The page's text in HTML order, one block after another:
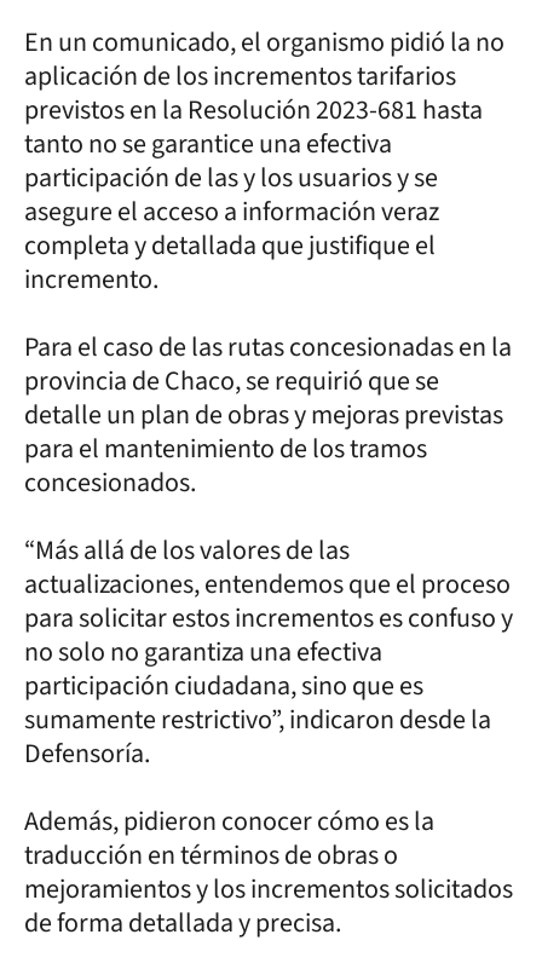
En un comunicado, el organismo pidió la no
aplicación de los incrementos tarifarios
previstos en la Resolución 2023-681 hasta
tanto no se garantice una efectiva
participación de las y los usuarios y se
asegure el acceso a información veraz
completa y detallada que justifique el
incremento.
Para el caso de las rutas concesionadas en la
provincia de Chaco, se requirió que se
detalle un plan de obras y mejoras previstas
para el mantenimiento de los tramos
concesionados.
“Más allá de los valores de las
actualizaciones, entendemos que el proceso
para solicitar estos incrementos es confuso y
no solo no garantiza una efectiva
participación ciudadana, sino que es
sumamente restrictivo”, indicaron desde la
Defensoría.
Además, pidieron conocer cómo es la
traducción en términos de obras o
mejoramientos y los incrementos solicitados
de forma detallada y precisa.